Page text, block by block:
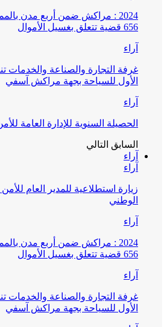
2024 : مراكش ضمن أربع مدن
656 قضية تتعلق بغسيل الأموال
آراء
غرفة التجارة والصناعة والخدمات
الأول للسياحة بجهة مراكش آسفي
آراء
الحصيلة السنوية للإدارة العامة للأمن
السابق التالي
آراء
آراء
زيارة استطلاعية للمدير العام
الوطني
آراء
2024 : مراكش ضمن أربع مدن
656 قضية تتعلق بغسيل الأموال
آراء
غرفة التجارة والصناعة والخدمات
الأول للسياحة بجهة مراكش آسفي